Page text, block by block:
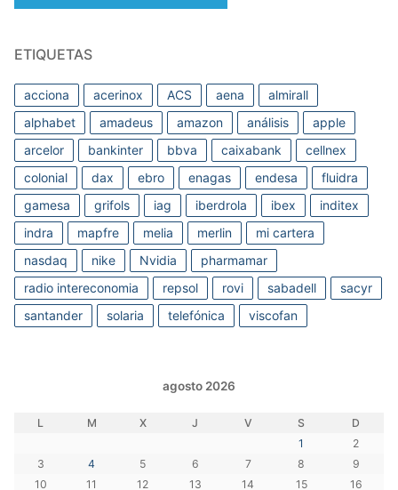
ETIQUETAS
acciona acerinox ACS aena
almirall
alphabet
amadeus amazon análisis
apple
arcelor
bankinter bbva caixabank
cellnex
colonial
dax ebro enagas endesa
fluidra
gamesa
grifols iag iberdrola ibex
inditex
indra
mapfre melia merlin
mi cartera
nasdaq
nike Nvidia
pharmamar
radio intereconomia
repsol rovi sabadell
sacyr
santander
solaria telefónica viscofan
agosto 2026
L M X J V S
D
1
2
3
4 5 6 7 8
9
10
11 12 13 14 15 16